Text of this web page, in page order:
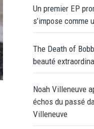
Un premier EP
s’impose comme
The Death of
beauté
Noah Villeneuve
échos du passé
Villeneuve